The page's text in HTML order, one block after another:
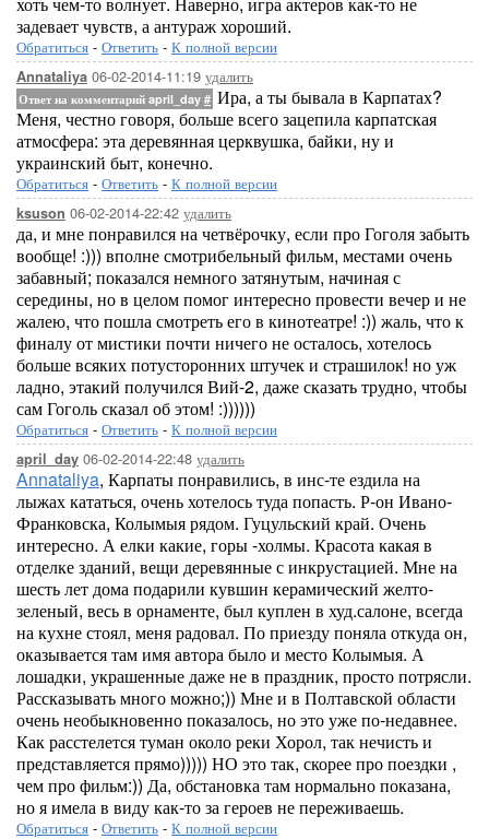
задевает чувств, а антураж хороший.
Обратиться - Ответить - К полной версии
Annataliya 06-02-2014-11:19 удалить
Ответ на комментарий april_day # Ира, а ты бывала в Карпатах?
Меня, честно говоря, больше всего зацепила карпатская
атмосфера: эта деревянная церквушка, байки, ну и
украинский быт, конечно.
Обратиться - Ответить - К полной версии
ksuson 06-02-2014-22:42 удалить
да, и мне понравился на четвёрочку, если про Гоголя забыть
вообще! :))) вполне смотрибельный фильм, местами очень
забавный; показался немного затянутым, начиная с
середины, но в целом помог интересно провести вечер и не
жалею, что пошла смотреть его в кинотеатре! :)) жаль, что к
финалу от мистики почти ничего не осталось, хотелось
больше всяких потусторонних штучек и страшилок! но уж
ладно, этакий получился Вий-2, даже сказать трудно, чтобы
сам Гоголь сказал об этом! :))))))
Обратиться - Ответить - К полной версии
april_day 06-02-2014-22:48 удалить
Annataliya, Карпаты понравились, в инс-те ездила на
лыжах кататься, очень хотелось туда попасть. Р-он Ивано-
Франковска, Колымыя рядом. Гуцульский край. Очень
интересно. А елки какие, горы -холмы. Красота какая в
отделке зданий, вещи деревянные с инкрустацией. Мне на
шесть лет дома подарили кувшин керамический желто-
зеленый, весь в орнаменте, был куплен в худ.салоне, всегда
на кухне стоял, меня радовал. По приезду поняла откуда он,
оказывается там имя автора было и место Колымыя. А
лошадки, украшенные даже не в праздник, просто потрясли.
Рассказывать много можно;)) Мне и в Полтавской области
очень необыкновенно показалось, но это уже по-недавнее.
Как расстелется туман около реки Хорол, так нечисть и
представляется прямо))))) НО это так, скорее про поездки ,
чем про фильм:)) Да, обстановка там нормально показана,
но я имела в виду как-то за героев не переживаешь.
Обратиться - Ответить - К полной версии